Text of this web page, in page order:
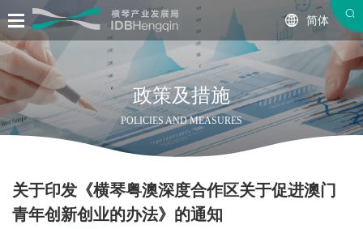
简体
政策及措施
POLICIES AND MEASURES
关于印发《横琴粤澳深度合作区关于促进澳门
青年创新创业的办法》的通知